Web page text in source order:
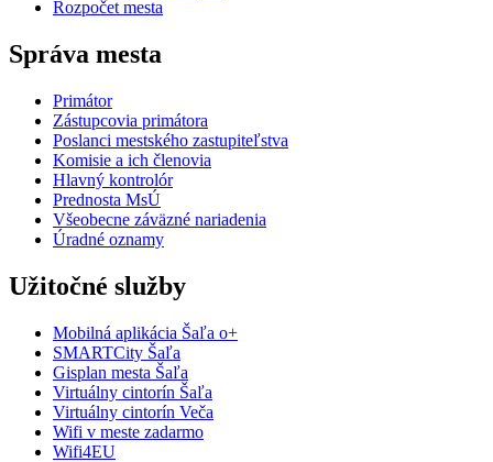
Rozpočet mesta
Správa mesta
Primátor
Zástupcovia primátora
Poslanci mestského zastupiteľstva
Komisie a ich členovia
Hlavný kontrolór
Prednosta MsÚ
Všeobecne záväzné nariadenia
Úradné oznamy
Užitočné služby
Mobilná aplikácia Šaľa o+
SMARTCity Šaľa
Gisplan mesta Šaľa
Virtuálny cintorín Šaľa
Virtuálny cintorín Veča
Wifi v meste zadarmo
Wifi4EU